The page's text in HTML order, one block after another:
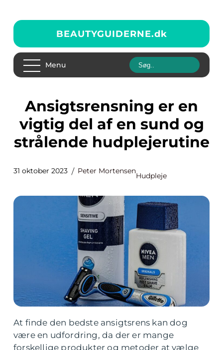
BEAUTYGUIDERNE.dk
Menu
Ansigtsrensning er en
vigtig del af en sund og
strålende hudplejerutine
31 oktober 2023 Peter Mortensen
Hudpleje
At finde den bedste ansigtsrens kan dog
være en udfordring, da der er mange
forskellige produkter og metoder at vælge